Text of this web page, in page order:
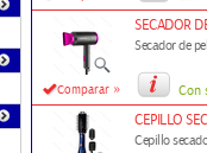
Comparar »
SECADOR
Secador de
Con
CEPILLO
Cepillo